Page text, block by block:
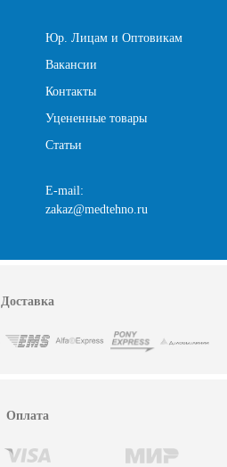
Юр. Лицам и Оптовикам
Вакансии
Контакты
Уцененные товары
Статьи
E-mail:
zakaz@medtehno.ru
Доставка
Оплата